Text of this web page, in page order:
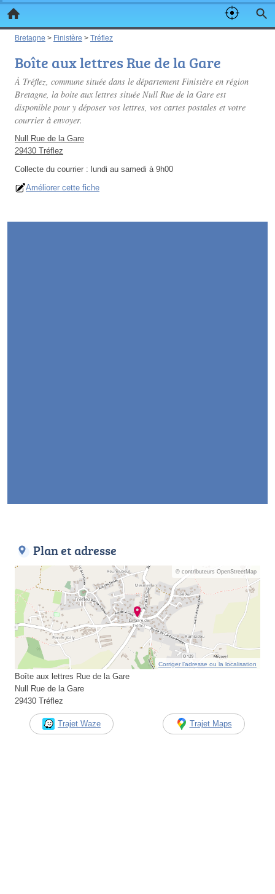
Bretagne > Finistère > Tréflez
Boîte aux lettres Rue de la Gare
À Tréflez, commune située dans le département Finistère en région
Bretagne, la boite aux lettres située Null Rue de la Gare est
disponible pour y déposer vos lettres, vos cartes postales et votre
courrier à envoyer.
Null Rue de la Gare
29430 Tréflez
Collecte du courrier : lundi au samedi à 9h00
Améliorer cette fiche
Plan et adresse
© contributeurs OpenStreetMap
Corriger l’adresse ou la localisation
Boîte aux lettres Rue de la Gare
Null Rue de la Gare
29430 Tréflez
Trajet Waze Trajet Maps